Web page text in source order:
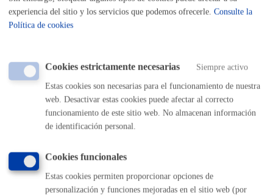
Cantidad a abonar
gratuita. Sevicio de bar-comedor bajo coste.
Plazo de resolución y sentido
del silencio
Plazo estimado:
Sentido del silencio:Negativo
experiencia del sitio y los servicios que podemos ofrecerle. Consulte la
Política de cookies
Cookies estrictamente necesarias Siempre activo
Estas cookies son necesarias para el funcionamiento de nuestra
web. Desactivar estas cookies puede afectar al correcto
funcionamiento de este sitio web. No almacenan información
de identificación personal.
Cookies funcionales
Estas cookies permiten proporcionar opciones de
personalización y funciones mejoradas en el sitio web (por